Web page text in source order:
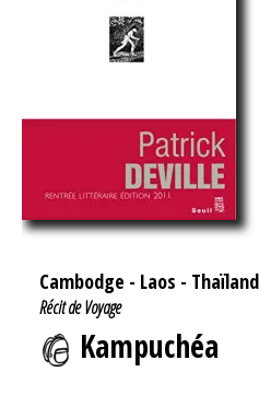
Cambodge - Laos -
Récit de Voyage
Kampuchéa